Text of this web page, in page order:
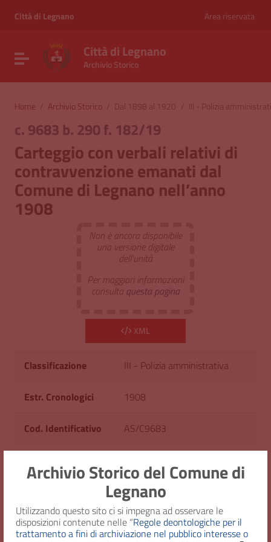
Archivio Storico del Comune di
Legnano
Utilizzando questo sito ci si impegna ad osservare le
disposizioni contenute nelle “Regole deontologiche per il
trattamento a fini di archiviazione nel pubblico interesse o
Vai al menu di navigazione
Città di Legnano Area riservata
Attiva / disattiva la navigazione
Città di Legnano
Archivio Storico
Home / Archivio Storico / Dal 1898 al 1920 / III - Polizia
c. 9683 b. 290 f. 182/19
Carteggio con verbali relativi di
contravvenzione emanati dal
Comune di Legnano nell’anno
1908
Non è ancora disponibile
una versione digitale
dell'unità
Per maggiori informazioni
consulta questa pagina
XML
Classificazione III - Polizia amministrativa
Estr. Cronologici 1908
Cod. Identificativo AS/C9683
Uso pubblico